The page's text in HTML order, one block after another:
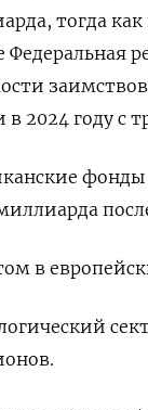
тогда
Федеральная
в 2024 году с
фонды
в